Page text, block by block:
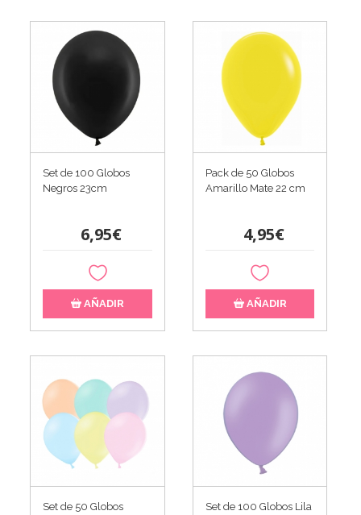
Set de 100 Globos
Negros 23cm
6,95€
AÑADIR
Pack de 50 Globos
Amarillo Mate 22 cm
4,95€
AÑADIR
Set de 50 Globos
Set de 100 Globos Lila